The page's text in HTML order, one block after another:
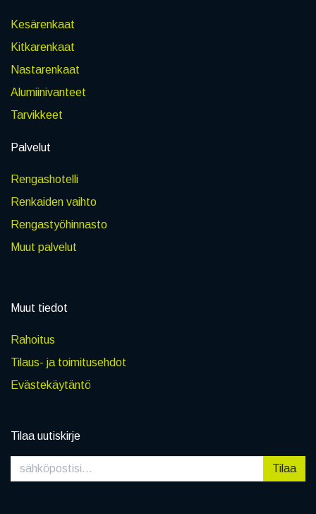
Kesärenkaat
Kitkarenkaat
Nastarenkaat
Alumiinivanteet
Tarvikkeet
Palvelut
Rengashotelli
Renkaiden vaihto
Rengastyöhinnasto
Muut palvelut
Muut tiedot
Rahoitus
Tilaus- ja toimitusehdot
Evästekäytäntö
Tilaa uutiskirje
Tilaa